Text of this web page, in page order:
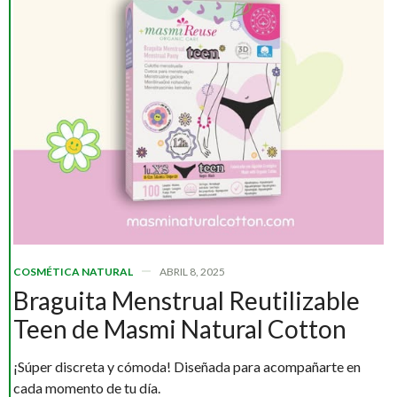
COSMÉTICA NATURAL ABRIL 8, 2025
Braguita Menstrual Reutilizable
Teen de Masmi Natural Cotton
¡Súper discreta y cómoda! Diseñada para acompañarte en
cada momento de tu día.